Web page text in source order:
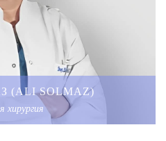
(ALI SOLMAZ)
хирургия